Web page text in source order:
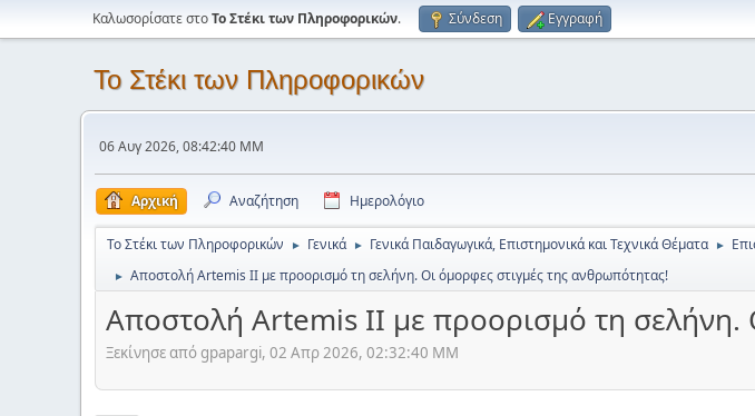
Καλωσορίσατε στοΤο Στέκι των Πληροφορικών. Σύνδεση Εγγραφή
Το Στέκι των Πληροφορικών
06 Αυγ 2026, 08:42:40 ΜΜ
Αρχική Αναζήτηση Ημερολόγιο
Το Στέκι των Πληροφορικών ► Γενικά ► Γενικά Παιδαγωγικά, Επιστημονικά και Τεχνικά Θέματα ►
► Αποστολή Artemis II με προορισμό τη σελήνη. Οι όμορφες στιγμές της ανθρωπότητας!
Αποστολή Artemis II με προορισμό τη σελήνη.
Ξεκίνησε από gpapargi, 02 Απρ 2026, 02:32:40 ΜΜ